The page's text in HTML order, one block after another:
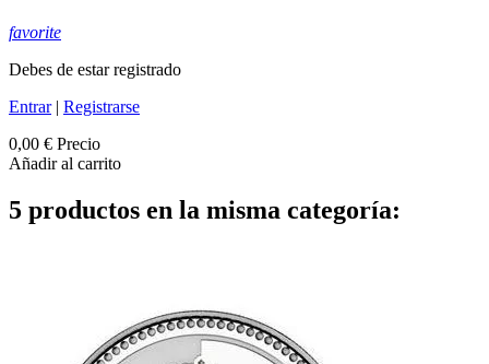
favorite
Debes de estar registrado
Entrar| Registrarse
0,00 € Precio
Añadir al carrito
5 productos en la misma categoría: